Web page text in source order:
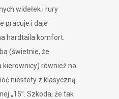
widełek i rury
pracuje i daje
hardtaila komfort.
(świetnie, że
kierownicy) również na
niestety z klasyczną
„15”. Szkoda, że tak